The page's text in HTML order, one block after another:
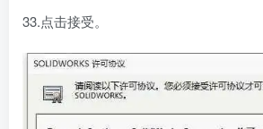
33.点击接受。